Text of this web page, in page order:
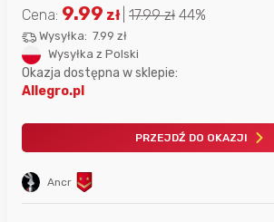
Ancr
Cena: 9.99 zł 17.99zł 44%
Wysyłka: 7.99 zł
Wysyłka z Polski
Okazja dostępna w sklepie:
Allegro.pl
PRZEJDŹ DO OKAZJI